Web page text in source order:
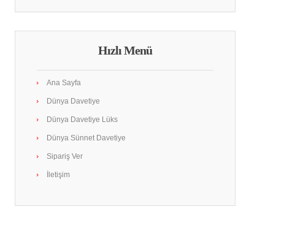
Hızlı Menü
Ana Sayfa
Dünya Davetiye
Dünya Davetiye Lüks
Dünya Sünnet Davetiye
Sipariş Ver
İletişim